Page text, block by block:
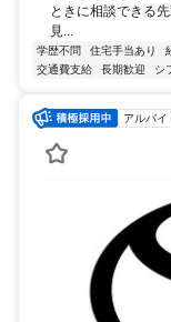
ときに相談できる
見...
学歴不問 住宅手当あり
交通費支給
長期歓迎 シ
アルバイ